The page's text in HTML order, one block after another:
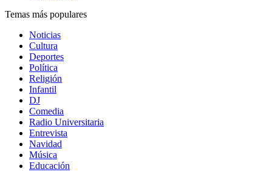
Temas más populares
Noticias
Cultura
Deportes
Política
Religión
Infantil
DJ
Comedia
Radio Universitaria
Entrevista
Navidad
Música
Educación